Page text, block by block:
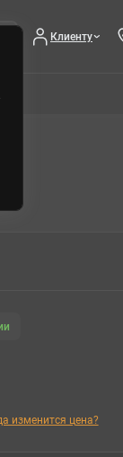
Клиенту
изменится цена?